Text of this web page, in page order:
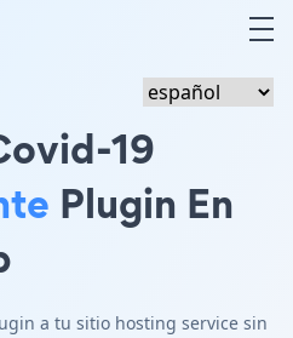
19
Plugin En
a tu sitio hosting service sin